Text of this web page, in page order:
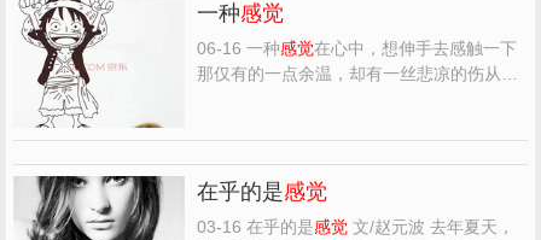
第二种 亲爱的
一种很亲切的感...
一种感觉
06-16 一种感觉在心中，想伸手去感触一下
那仅有的一点余温，却有一丝悲凉的伤从心
颜色！ 遇到了你...
在乎的是感觉
03-16 在乎的是感觉文/赵元波 去年夏天，